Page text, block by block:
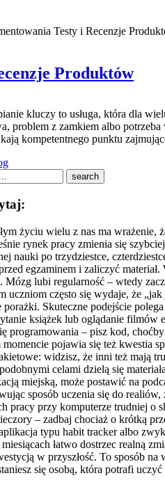
Testy i Recenzje
Produktów
kluczy to usługa, która dla
problem z zamkiem albo
kompetentnego punktu
życiu wielu z nas ma wrażenie,
rynek pracy zmienia się
nauki po trzydziestce,
egzaminem i zaliczyć
Mózg lubi regularność – wtedy
uczniom często się wydaje, że
porażki. Skuteczne podejście
książek lub oglądanie filmów
programowania – pisz kod,
pojawia się też kwestia
widzisz, że inni też mają
celami dzielą się
miejską, może postawić na
sposób uczenia się do
pracy przy komputerze trudniej o
– zadbaj chociaż o krótką
typu habit tracker albo
łatwo dostrzec realną
w przyszłość. To sposób na
się osobą, która potrafi